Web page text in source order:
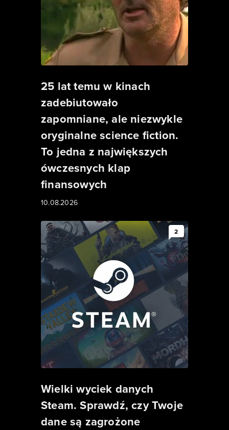
25 lat temu w kinach
zadebiutowało
zapomniane, ale niezwykle
oryginalne science fiction.
To jedna z największych
ówczesnych klap
finansowych
10.08.2026
2
Wielki wyciek danych
Steam. Sprawdź, czy Twoje
dane są zagrożone